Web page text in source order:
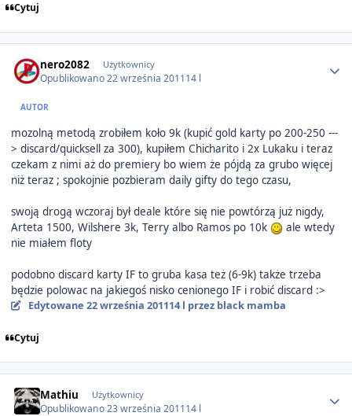
Cytuj
nero2082 Użytkownicy
Opublikowano22 września 201114 l
AUTOR
mozolną metodą zrobiłem koło 9k (kupić gold karty po 200-250 ---
> discard/quicksell za 300), kupiłem Chicharito i 2x Lukaku i teraz
czekam z nimi aż do premiery bo wiem że pójdą za grubo więcej
niż teraz ; spokojnie pozbieram daily gifty do tego czasu,
swoją drogą wczoraj był deale które się nie powtórzą już nigdy,
Arteta 1500, Wilshere 3k, Terry albo Ramos po 10k
ale wtedy
nie miałem floty
podobno discard karty IF to gruba kasa też (6-9k) także trzeba
będzie polowac na jakiegoś nisko cenionego IF i robić discard :>
Edytowane 22 września 201114 l przez black mamba
Cytuj
Mathiu Użytkownicy
Opublikowano23 września 201114 l